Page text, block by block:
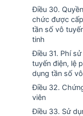
Điều 30.
chức được
tần số vô
tinh
Điều 31. Phí
tuyến điện, lệ
dụng tần số
Điều 32.
viên
Điều 33. Sử